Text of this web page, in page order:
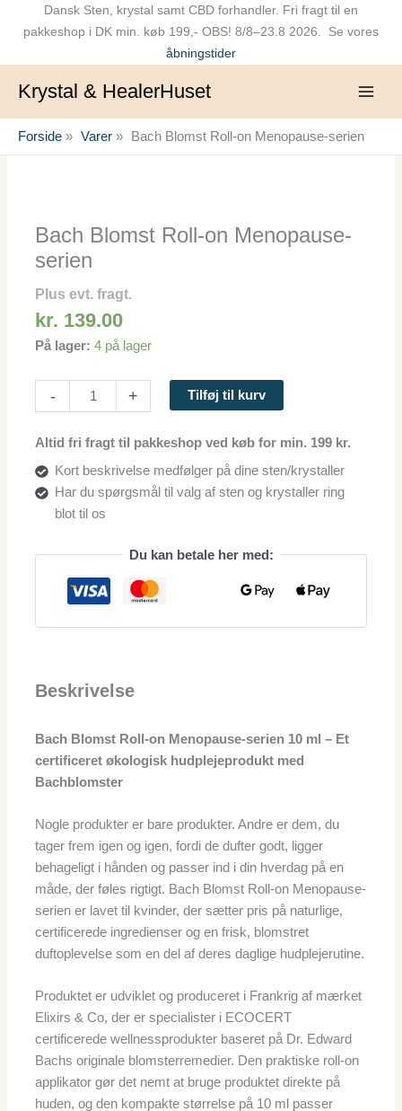
Dansk Sten, krystal samt CBD forhandler. Fri fragt til en
pakkeshop i DK min. køb 199,- OBS! 8/8–23.8 2026. Se vores
åbningstider
Krystal & HealerHuset
Forside Varer Bach Blomst Roll-on Menopause-serien
Bach Blomst Roll-on Menopause-
serien
Plus evt. fragt.
kr. 139.00
På lager: 4 på lager
-
Roll-
Menopause-
serien
antal
+ Tilføj til kurv
Altid fri fragt til pakkeshop ved køb for min. 199 kr.
Kort beskrivelse medfølger på dine sten/krystaller
Har du spørgsmål til valg af sten og krystaller ring
blot til os
Du kan betale her med:
Beskrivelse
Bach Blomst Roll-on Menopause-serien 10 ml – Et
certificeret økologisk hudplejeprodukt med
Bachblomster
Nogle produkter er bare produkter. Andre er dem, du
tager frem igen og igen, fordi de dufter godt, ligger
behageligt i hånden og passer ind i din hverdag på en
måde, der føles rigtigt. Bach Blomst Roll-on Menopause-
serien er lavet til kvinder, der sætter pris på naturlige,
certificerede ingredienser og en frisk, blomstret
duftoplevelse som en del af deres daglige hudplejerutine.
Produktet er udviklet og produceret i Frankrig af mærket
Elixirs & Co, der er specialister i ECOCERT
certificerede wellnessprodukter baseret på Dr. Edward
Bachs originale blomsterremedier. Den praktiske roll-on
applikator gør det nemt at bruge produktet direkte på
huden, og den kompakte størrelse på 10 ml passer